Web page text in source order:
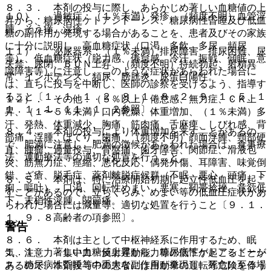
８．３． 本剤の投与に際し、あらかじめ著しい血糖値の上
昇から、糖尿病性ケトアシドーシス、糖尿病性昏睡及び低血
糖の副作用が発現する場合があることを、患者及びその家族
に十分に説明し、高血糖症状（口渇、多飲、多尿、頻尿
等）、低血糖症状（脱力感、倦怠感、冷汗、振戦、傾眠、意
識障害等）に注意し、このような症状があらわれた場合に
は、直ちに投与を中断し、医師の診察を受けるよう、指導す
ること〔１．１、１．２、８．１、８．２、９．１．５、１
１．１．１、１１．１．２参照〕。
８．４． 本剤の投与により体重増加を来すことがあるの
で、肥満に注意し、肥満の徴候があらわれた場合は、食事療
法、運動療法等の適切な処置を行うこと。
８．５． 本剤は、特に治療開始初期に起立性低血圧を起こ
すことがあるので、立ちくらみ、めまい等の低血圧症状があ
らわれた場合には減量等、適切な処置を行うこと〔９．１．
１、９．８高齢者の項参照〕。
８．６． 本剤は主として中枢神経系に作用するため、眠
気、注意力・集中力・反射運動能力等の低下が起こることが
あるので、本剤投与中の患者には自動車の運転等危険を伴う
１０）． 過敏症：（１％未満）発疹、（頻度不明）血管浮
腫、そう痒、湿疹。
１１）． 泌尿器系：（１％未満）排尿障害、排尿困難、尿
失禁、尿閉、ＢＵＮ上昇、（頻度不明）持続勃起、射精異
常、インポテンス、頻尿、膀胱炎、尿蛋白陽性。
１２）． その他：（５％以上）倦怠感、無力症、ＣＫ上
昇、（１〜５％未満）口内乾燥、体重増加、（１％未満）多
汗、発熱、体重減少、胸痛、筋肉痛、舌麻痺、しびれ感、背
部痛、浮腫、ほてり、歯痛、（頻度不明）顔面浮腫、頸部硬
直、腫瘤、過量投与、骨盤痛、歯牙障害、関節症、滑液包
炎、筋無力症、痙縮、悪化反応、偶発外傷、耳障害、味覚倒
錯、ざ瘡、脱毛症、薬剤離脱症候群（不眠、悪心、頭痛、下
痢、嘔吐）、口渇、回転性めまい、悪寒、靭帯捻挫、意欲低
下、末梢性浮腫、関節痛。
警告
１．１． 著しい血糖値上昇から、糖尿病性ケトアシドーシ
ス、糖尿病性昏睡等の重大な副作用が発現し、死亡に至る場